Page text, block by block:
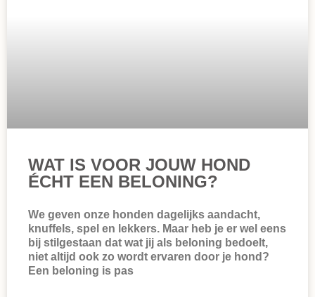
WAT IS VOOR JOUW HOND
ÉCHT EEN BELONING?
We geven onze honden dagelijks aandacht,
knuffels, spel en lekkers. Maar heb je er wel eens
bij stilgestaan dat wat jij als beloning bedoelt,
niet altijd ook zo wordt ervaren door je hond?
Een beloning is pas